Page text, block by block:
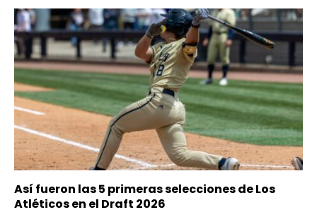
Así fueron las 5 primeras selecciones de Los
Atléticos en el Draft 2026